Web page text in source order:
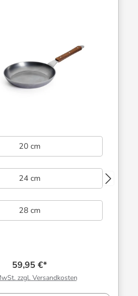
20 cm
24 cm
28 cm
59,95 €*
zzgl. Versandkosten